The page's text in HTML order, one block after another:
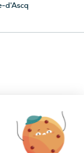
d'Ascq